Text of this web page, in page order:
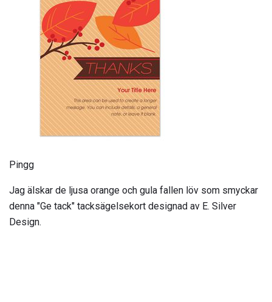
Pingg
Jag älskar de ljusa orange och gula fallen löv som smyckar
denna "Ge tack" tacksägelsekort designad av E. Silver
Design.